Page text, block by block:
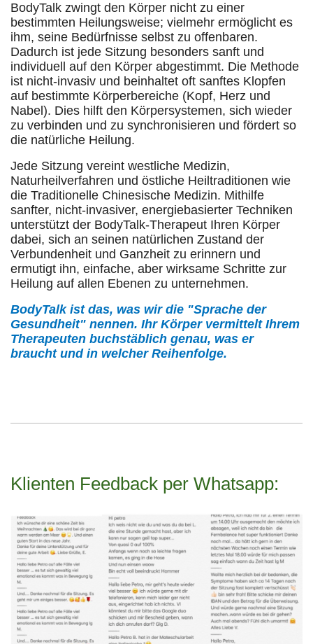
BodyTalk zwingt den Körper nicht zu einer
bestimmten Heilungsweise; vielmehr ermöglicht es
ihm, seine Bedürfnisse selbst zu offenbaren.
Dadurch ist jede Sitzung besonders sanft und
individuell auf den Körper abgestimmt. Die Methode
ist nicht-invasiv und beinhaltet oft sanftes Klopfen
auf bestimmte Körperbereiche (Kopf, Herz und
Nabel). Dies hilft den Körpersystemen, sich wieder
zu verbinden und zu synchronisieren und fördert so
die natürliche Heilung.
Jede Sitzung vereint westliche Medizin,
Naturheilverfahren und östliche Heiltraditionen wie
die Traditionelle Chinesische Medizin. Mithilfe
sanfter, nicht-invasiver, energiebasierter Techniken
unterstützt der BodyTalk-Therapeut Ihren Körper
dabei, sich an seinen natürlichen Zustand der
Verbundenheit und Ganzheit zu erinnern und
ermutigt ihn, einfache, aber wirksame Schritte zur
Heilung auf allen Ebenen zu unternehmen.
BodyTalk ist das, was wir die "Sprache der
Gesundheit" nennen. Ihr Körper vermittelt Ihrem
Therapeuten buchstäblich genau, was er
braucht und in welcher Reihenfolge.
Klienten Feedback per Whatsapp: